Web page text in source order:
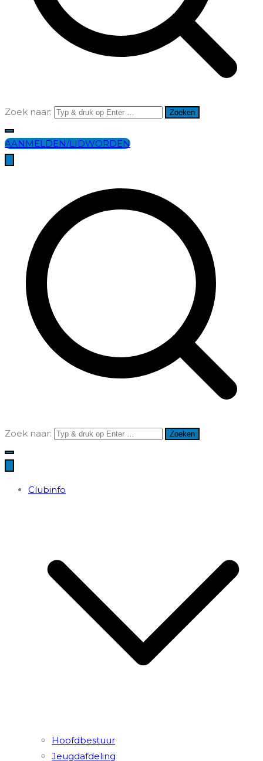
Zoek naar:
AANMELDEN/LIDWORDEN
Zoek naar:
Clubinfo
Hoofdbestuur
Jeugdafdeling